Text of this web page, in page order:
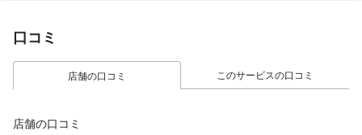
口コミ
店舗の口コミ このサービスの口コミ
店舗の口コミ